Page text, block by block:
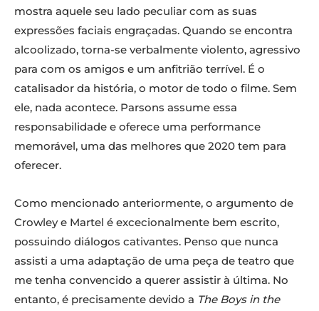
mostra aquele seu lado peculiar com as suas
expressões faciais engraçadas. Quando se encontra
alcoolizado, torna-se verbalmente violento, agressivo
para com os amigos e um anfitrião terrível. É o
catalisador da história, o motor de todo o filme. Sem
ele, nada acontece. Parsons assume essa
responsabilidade e oferece uma performance
memorável, uma das melhores que 2020 tem para
oferecer.
Como mencionado anteriormente, o argumento de
Crowley e Martel é excecionalmente bem escrito,
possuindo diálogos cativantes. Penso que nunca
assisti a uma adaptação de uma peça de teatro que
me tenha convencido a querer assistir à última. No
entanto, é precisamente devido a The Boys in the